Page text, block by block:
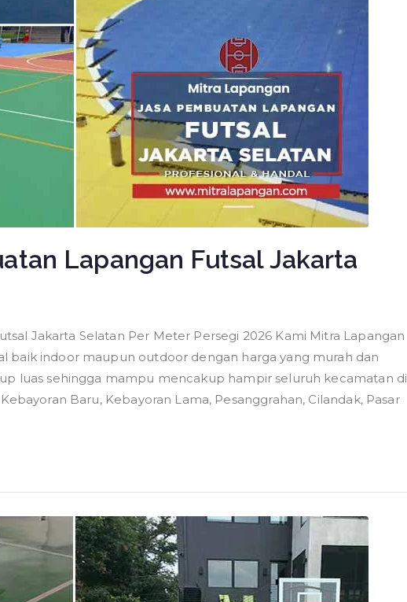
Lapangan Futsal Jakarta
Jakarta Selatan Per Meter Persegi 2026 Kami Mitra Lapangan
baik indoor maupun outdoor dengan harga yang murah dan
luas sehingga mampu mencakup hampir seluruh kecamatan di
Baru, Kebayoran Lama, Pesanggrahan, Cilandak, Pasar